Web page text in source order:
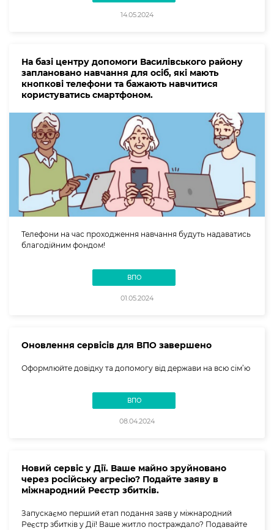
14.05.2024
На базі центру допомоги Василівського району
заплановано навчання для осіб, які мають
кнопкові телефони та бажають навчитися
користуватись смартфоном.
Телефони на час проходження навчання будуть надаватись
благодійним фондом!
ВПО
01.05.2024
Оновлення сервісів для ВПО завершено
Оформлюйте довідку та допомогу від держави на всю сім’ю
ВПО
08.04.2024
Новий сервіс у Дії. Ваше майно зруйновано
через російську агресію? Подайте заяву в
міжнародний Реєстр збитків.
Запускаємо перший етап подання заяв у міжнародний
Реєстр збитків у Дії! Ваше житло постраждало? Подавайте